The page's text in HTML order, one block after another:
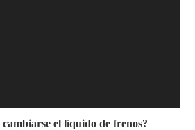
cambiarse el líquido de frenos?